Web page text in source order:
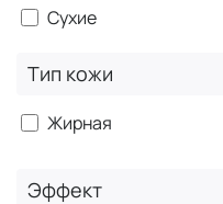
Сухие
Тип кожи
Жирная
Эффект